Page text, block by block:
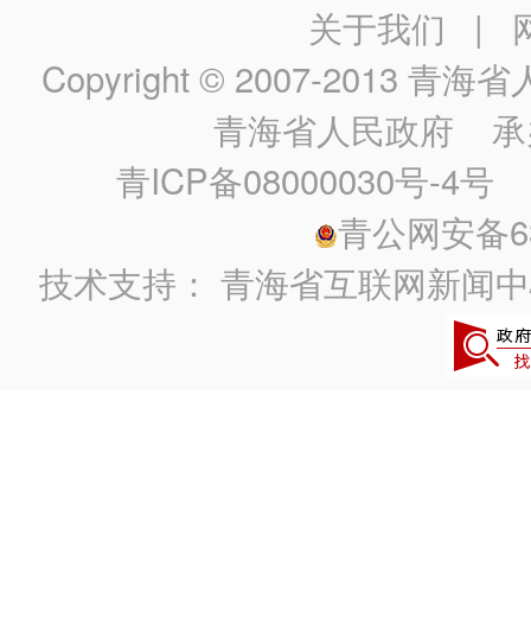
关于我们 |
Copyright © 2007-2013 青海省
青海省人民政府 承
青ICP备08000030号-4号
青公网安备
技术支持：青海省互联网新闻